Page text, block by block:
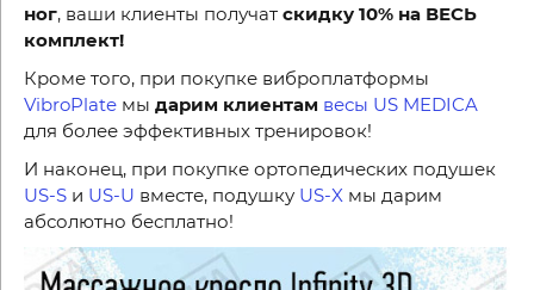
ног, ваши клиенты получат скидку 10% на ВЕСЬ
комплект!
Кроме того, при покупке виброплатформы
VibroPlate мы дарим клиентам весы US MEDICA
для более эффективных тренировок!
И наконец, при покупке ортопедических подушек
US-S и US-U вместе, подушку US-X мы дарим
абсолютно бесплатно!